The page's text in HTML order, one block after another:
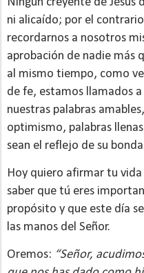
ni alicaído; por el
recordarnos a nosotros
aprobación de nadie más
al mismo tiempo, como
de fe, estamos llamados
nuestras palabras
optimismo, palabras
sean el reflejo de su
Hoy quiero afirmar tu
saber que tú eres
propósito y que este día
las manos del Señor.
Oremos: “Señor,